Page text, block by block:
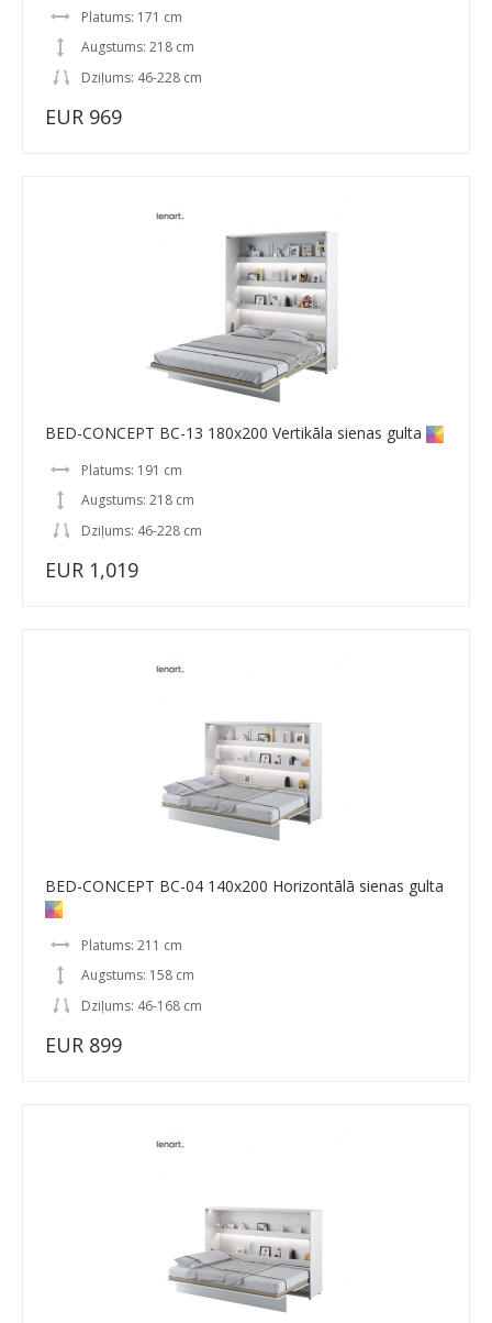
Platums: 171 cm
Augstums: 218 cm
Dziļums: 46-228 cm
EUR 969
BED-CONCEPT BC-13 180x200 Vertikāla sienas gulta
Platums: 191 cm
Augstums: 218 cm
Dziļums: 46-228 cm
EUR 1,019
BED-CONCEPT BC-04 140x200 Horizontālā sienas gulta
Platums: 211 cm
Augstums: 158 cm
Dziļums: 46-168 cm
EUR 899